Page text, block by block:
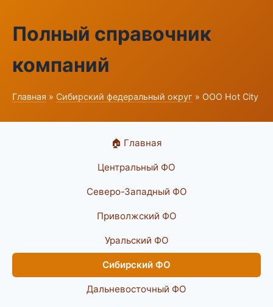
Полный справочник
компаний
Главная » Сибирский федеральный округ » ООО Hot City
🏠 Главная
Центральный ФО
Северо-Западный ФО
Приволжский ФО
Уральский ФО
Сибирский ФО
Дальневосточный ФО